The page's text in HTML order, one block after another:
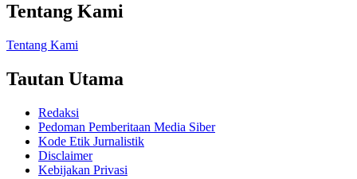
Tentang Kami
Tentang Kami
Tautan Utama
Redaksi
Pedoman Pemberitaan Media Siber
Kode Etik Jurnalistik
Disclaimer
Kebijakan Privasi